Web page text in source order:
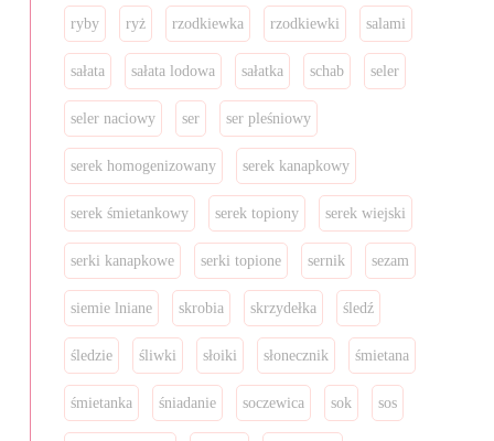
ryby ryż rzodkiewka rzodkiewki salami
sałata sałata lodowa sałatka schab seler
seler naciowy ser ser pleśniowy
serek homogenizowany serek kanapkowy
serek śmietankowy serek topiony serek wiejski
serki kanapkowe serki topione sernik sezam
siemie lniane skrobia skrzydełka śledź
śledzie śliwki słoiki słonecznik śmietana
śmietanka śniadanie soczewica sok sos